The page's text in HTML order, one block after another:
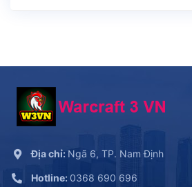
Địa chỉ: Ngã 6, TP. Nam Định
Hotline: 0368 690 696